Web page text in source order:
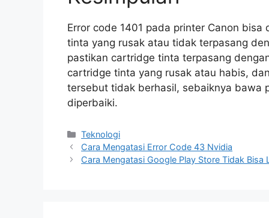
Error code 1401 pada printer Canon
tinta yang rusak atau tidak terpasang
pastikan cartridge tinta terpasang
cartridge tinta yang rusak atau habis,
tersebut tidak berhasil, sebaiknya bawa
diperbaiki.
Kategori
Teknologi
Cara Mengatasi Error Code 43 Nvidia
Cara Mengatasi Google Play Store Tidak Bisa